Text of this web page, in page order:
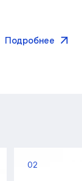
Подробнее
02